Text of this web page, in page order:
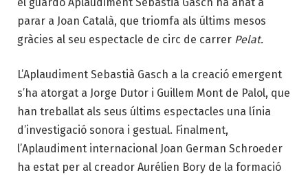
parar a Joan Català, que triomfa als últims mesos
gràcies al seu espectacle de circ de carrer Pelat.
L’Aplaudiment Sebastià Gasch a la creació emergent
s’ha atorgat a Jorge Dutor i Guillem Mont de Palol, que
han treballat als seus últims espectacles una línia
d’investigació sonora i gestual. Finalment,
l’Aplaudiment internacional Joan German Schroeder
ha estat per al creador Aurélien Bory de la formació